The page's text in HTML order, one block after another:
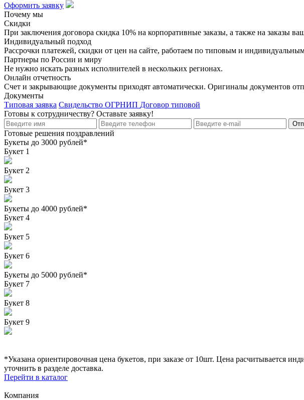
Оформить заявку
Почему мы
Скидки
При заключения договора скидка 10% на корпоративные заказы, а также на заказы
Индивидуальный подход
Рассрочки платежей, скидки от цен на сайте, работаем по типовым и
Партнеры по России и миру
Не нужно искать разных исполнителей в нескольких регионах.
Онлайн отчетность
Счет и закрывающие документы приходят автоматически. Оригиналы документов
Документы
Типовая заявка Свидельство ОГРНИП Договор типовой
Готовы к сотрудничеству? Оставьте заявку!
Готовые решения поздравлений
Букеты до 3000 рублей*
Букет 1
Букет 2
Букет 3
Букеты до 4000 рублей*
Букет 4
Букет 5
Букет 6
Букеты до 5000 рублей*
Букет 7
Букет 8
Букет 9
*Указана ориентировочная цена букетов, при заказе от 10шт. Цена расчитывается
уточнить в разделе доставка.
Перейти в каталог
Компания